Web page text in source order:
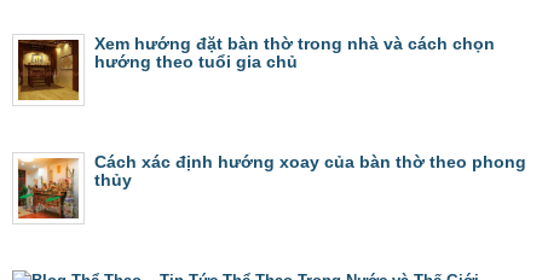
Xem hướng đặt bàn thờ trong nhà và cách chọn
hướng theo tuổi gia chủ
Cách xác định hướng xoay của bàn thờ theo phong
thủy